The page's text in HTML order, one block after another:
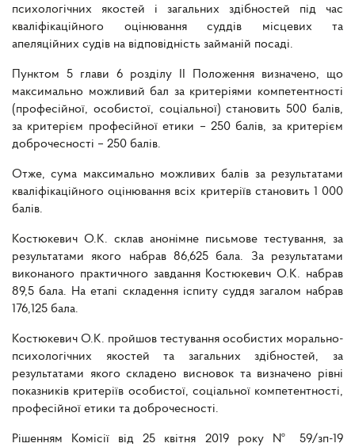
психологічних якостей і загальних здібностей під час
кваліфікаційного оцінювання суддів місцевих та
апеляційних судів на відповідність займаній посаді.
Пунктом 5 глави 6 розділу II Положення визначено, що
максимально можливий бал за критеріями компетентності
(професійної, особистої, соціальної) становить 500 балів,
за критерієм професійної етики – 250 балів, за критерієм
доброчесності – 250 балів.
Отже, сума максимально можливих балів за результатами
кваліфікаційного оцінювання всіх критеріїв становить 1 000
балів.
Костюкевич О.К. склав анонімне письмове тестування, за
результатами якого набрав 86,625 бала. За результатами
виконаного практичного завдання Костюкевич О.К. набрав
89,5 бала. На етапі складення іспиту суддя загалом набрав
176,125 бала.
Костюкевич О.К. пройшов тестування особистих морально-
психологічних якостей та загальних здібностей, за
результатами якого складено висновок та визначено рівні
показників критеріїв особистої, соціальної компетентності,
професійної етики та доброчесності.
Рішенням Комісії від 25 квітня 2019 року № 59/зп-19